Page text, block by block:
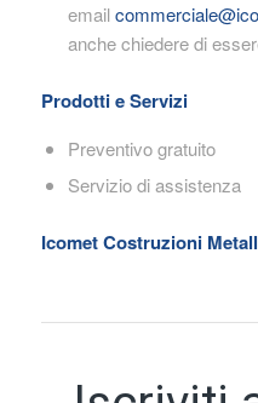
email
anche chiedere di
Prodotti e Servizi
Preventivo gratuito
Servizio di assistenza
Icomet Costruzioni